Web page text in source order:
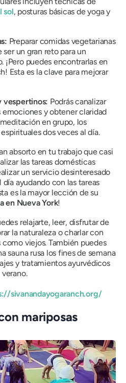
sol, posturas básicas de yoga y
Preparar comidas vegetarianas
un gran reto para un
¡Pero puedes encontrarlas en
Esta es la clave para mejorar
vespertinos: Podrás canalizar
y obtener claridad
en grupo, los
dos veces al día.
absorto en tu trabajo que casi
las tareas domésticas
un servicio desinteresado
ayudando con las tareas
es la mayor lección de su
en Nueva York!
relajarte, leer, disfrutar de
la naturaleza o charlar con
viejos. También puedes
sauna rusa los fines de semana
y tratamientos ayurvédicos
sivanandayogaranch.org/
mariposas